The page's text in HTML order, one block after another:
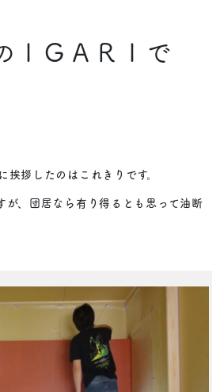
ＩＧＡＲＩで
挨拶したのはこれきりです。
が、団居なら有り得るとも思って油断